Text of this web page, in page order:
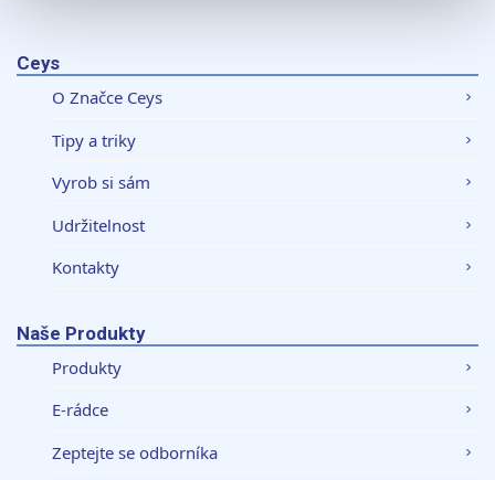
soubory cookie. Informace o tom, jak náš web používáte,
analýzy. Partneři tyto údaje mohou zkombinovat s
dalšími informacemi, které jste jim poskytli nebo které
Ceys
O Značce Ceys
Tipy a triky
Vyrob si sám
Udržitelnost
Kontakty
Naše Produkty
Produkty
E-rádce
Zeptejte se odborníka